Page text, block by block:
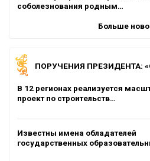
соболезнования родным…
Больше
ПОРУЧЕНИЯ ПРЕЗИДЕНТА:
В 12 регионах реализуется
проект по строительств…
Известны имена обладателей
государственных